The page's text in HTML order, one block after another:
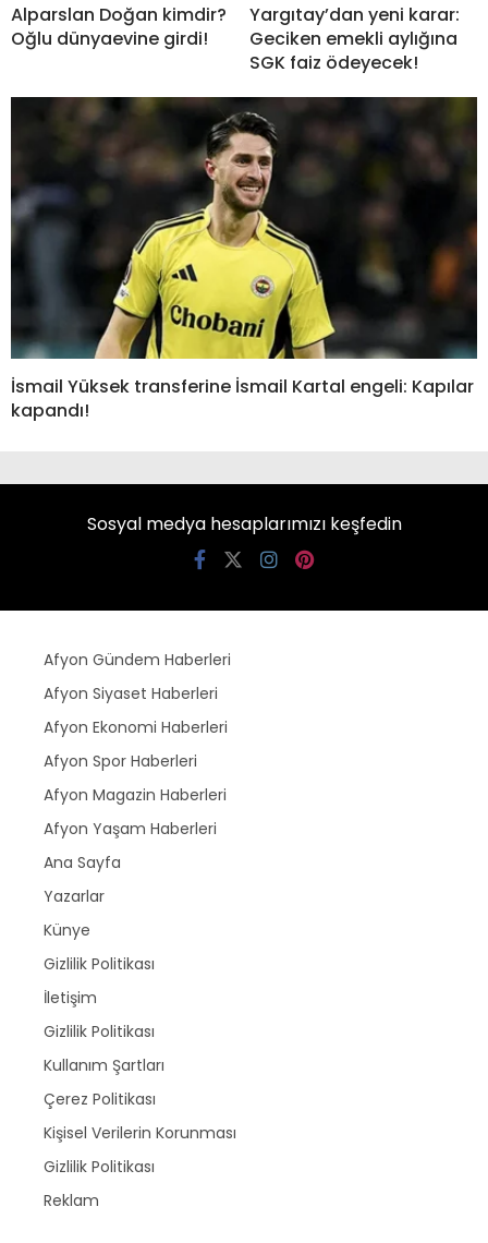
Alparslan Doğan kimdir?
Oğlu dünyaevine girdi!
Yargıtay’dan yeni karar:
Geciken emekli aylığına
SGK faiz ödeyecek!
İsmail Yüksek transferine İsmail Kartal engeli: Kapılar
kapandı!
Sosyal medya hesaplarımızı keşfedin
Afyon Gündem Haberleri
Afyon Siyaset Haberleri
Afyon Ekonomi Haberleri
Afyon Spor Haberleri
Afyon Magazin Haberleri
Afyon Yaşam Haberleri
Ana Sayfa
Yazarlar
Künye
Gizlilik Politikası
İletişim
Gizlilik Politikası
Kullanım Şartları
Çerez Politikası
Kişisel Verilerin Korunması
Gizlilik Politikası
Reklam